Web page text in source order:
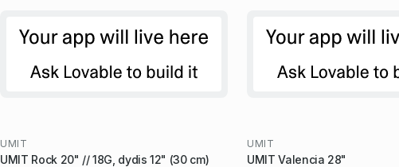
UMIT
UMIT Rock 20" // 18G, dydis 12" (30 cm)
UMIT
UMIT Valencia 28"